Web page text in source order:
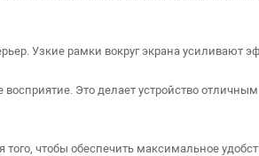
Узкие рамки вокруг экрана усиливают
Это делает устройство
чтобы обеспечить максимальное